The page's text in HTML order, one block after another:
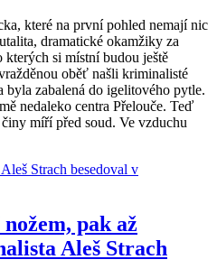
které na první pohled nemají nic
dramatické okamžiky za
si místní budou ještě
oběť našli kriminalisté
byla zabalená do igelitového pytle.
nedaleko centra Přelouče. Teď
míří před soud. Ve vzduchu
pak až
Aleš Strach